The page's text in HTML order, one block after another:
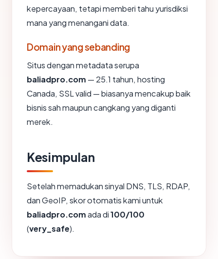
kepercayaan, tetapi memberi tahu yurisdiksi
mana yang menangani data.
Domain yang sebanding
Situs dengan metadata serupa
baliadpro.com — 25.1 tahun, hosting
Canada, SSL valid — biasanya mencakup baik
bisnis sah maupun cangkang yang diganti
merek.
Kesimpulan
Setelah memadukan sinyal DNS, TLS, RDAP,
dan GeoIP, skor otomatis kami untuk
baliadpro.comada di100/100
(very_safe).